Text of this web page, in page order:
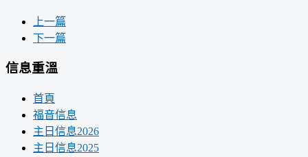
上一篇
下一篇
信息重溫
首頁
福音信息
主日信息2026
主日信息2025